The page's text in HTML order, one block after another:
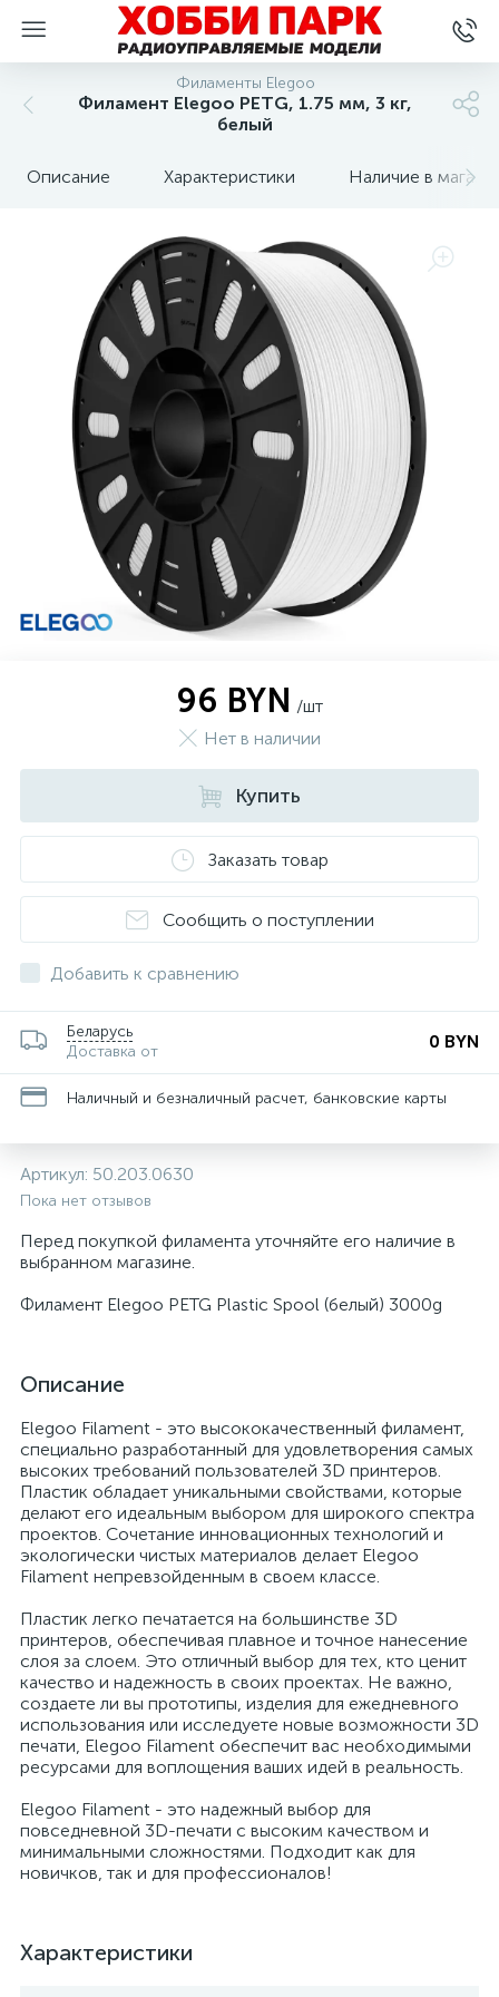
Филаменты Elegoo
Филамент Elegoo PETG, 1.75 мм, 3 кг,
белый
Описание Характеристики Наличие в
96 BYN /шт
Нет в наличии
Купить
Заказать товар
Сообщить о поступлении
Добавить к сравнению
Беларусь
Доставка от
0 BYN
Наличный и безналичный расчет, банковские карты
Артикул: 50.203.0630
Пока нет отзывов
Перед покупкой филамента уточняйте его наличие в
выбранном магазине.
Филамент Elegoo PETG Plastic Spool (белый) 3000g
Описание
Elegoo Filament - это высококачественный филамент,
специально разработанный для удовлетворения самых
высоких требований пользователей 3D принтеров.
Пластик обладает уникальными свойствами, которые
делают его идеальным выбором для широкого спектра
проектов. Сочетание инновационных технологий и
экологически чистых материалов делает Elegoo
Filament непревзойденным в своем классе.
Пластик легко печатается на большинстве 3D
принтеров, обеспечивая плавное и точное нанесение
слоя за слоем. Это отличный выбор для тех, кто ценит
качество и надежность в своих проектах. Не важно,
создаете ли вы прототипы, изделия для ежедневного
использования или исследуете новые возможности 3D
печати, Elegoo Filament обеспечит вас необходимыми
ресурсами для воплощения ваших идей в реальность.
Elegoo Filament - это надежный выбор для
повседневной 3D-печати с высоким качеством и
минимальными сложностями. Подходит как для
новичков, так и для профессионалов!
Характеристики